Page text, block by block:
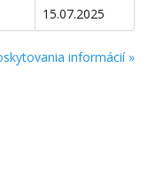
15.07.2025
informácií »